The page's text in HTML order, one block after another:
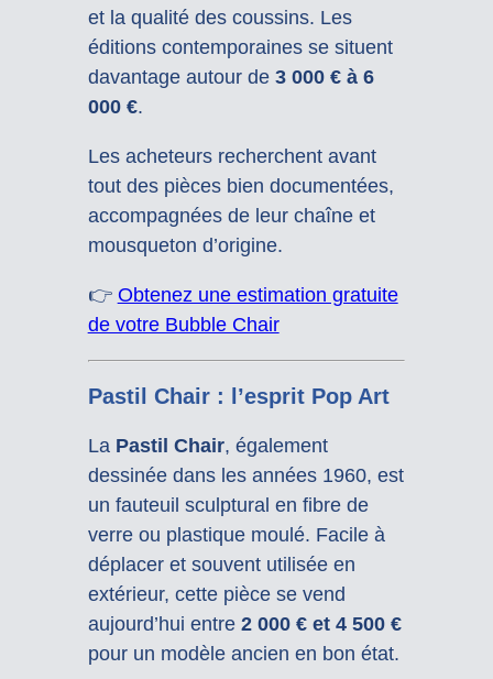
et la qualité des coussins. Les
éditions contemporaines se situent
davantage autour de 3 000 € à 6
000 €.
Les acheteurs recherchent avant
tout des pièces bien documentées,
accompagnées de leur chaîne et
mousqueton d’origine.
👉 Obtenez une estimation gratuite
de votre Bubble Chair
Pastil Chair : l’esprit Pop Art
La Pastil Chair, également
dessinée dans les années 1960, est
un fauteuil sculptural en fibre de
verre ou plastique moulé. Facile à
déplacer et souvent utilisée en
extérieur, cette pièce se vend
aujourd’hui entre 2 000 € et 4 500 €
pour un modèle ancien en bon état.